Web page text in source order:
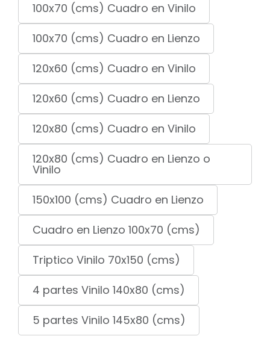
100x70 (cms) Cuadro en Vinilo
100x70 (cms) Cuadro en Lienzo
120x60 (cms) Cuadro en Vinilo
120x60 (cms) Cuadro en Lienzo
120x80 (cms) Cuadro en Vinilo
120x80 (cms) Cuadro en Lienzo o
Vinilo
150x100 (cms) Cuadro en Lienzo
Cuadro en Lienzo 100x70 (cms)
Triptico Vinilo 70x150 (cms)
4 partes Vinilo 140x80 (cms)
5 partes Vinilo 145x80 (cms)